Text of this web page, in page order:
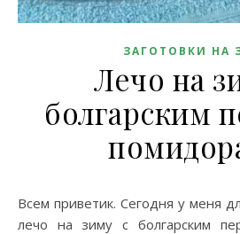
ЗАГОТОВКИ НА
Лечо на
болгарским
Всем приветик. Сегодня у меня для Вас замечательное
лечо на зиму с болгарским